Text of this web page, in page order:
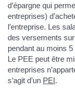
d’épargne qui
entreprises)
l’entreprise. Les
des versements
pendant au moins
Le PEE peut être
entreprises
s’agit d’un PEI.